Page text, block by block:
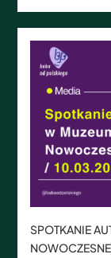
SPOTKANIE